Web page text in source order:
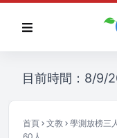
目前時間：8/9/
首頁 文教
學測放榜三